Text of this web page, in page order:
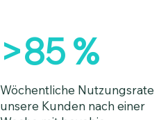
>85 %
Wöchentliche Nutzungsrate
unsere Kunden nach einer